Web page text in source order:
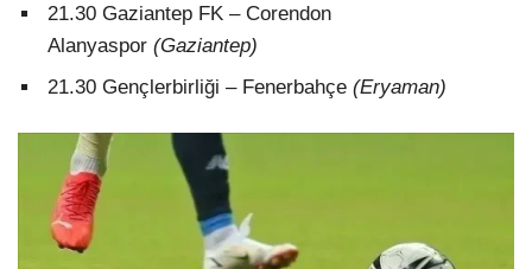
21.30 Gaziantep FK – Corendon
Alanyaspor (Gaziantep)
21.30 Gençlerbirliği – Fenerbahçe (Eryaman)